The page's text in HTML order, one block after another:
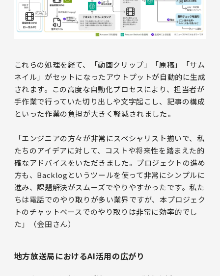
これらの処理を経て、「動画クリップ」「原稿」「サム
ネイル」がセットになったアウトプットが自動的に生成
されます。この高度な自動化プロセスにより、担当者が
手作業で行っていた切り出しや文字起こし、記事の構成
といった作業の負担が大きく軽減されました。
「エンジニアの方々が非常にスペシャリスト揃いで、私
たちのアイデアに対して、コストや将来性を踏まえた的
確なアドバイスをいただきました。プロジェクトの進め
方も、Backlogというツールを使って非常にシンプルに
進み、課題解決がスムーズでやりやすかったです。私た
ちは電話でのやり取りが多い業界ですが、本プロジェク
トのチャットベースでのやり取りは非常に効率的でし
た」（会田さん）
地方放送局におけるAI活用の広がり